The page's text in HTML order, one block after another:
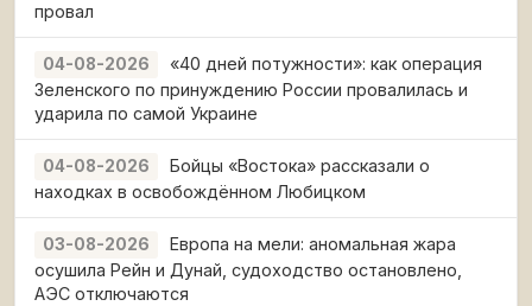
провал
04-08-2026
«40 дней потужности»: как операция
Зеленского по принуждению России провалилась и
ударила по самой Украине
04-08-2026
Бойцы «Востока» рассказали о
находках в освобождённом Любицком
03-08-2026
Европа на мели: аномальная жара
осушила Рейн и Дунай, судоходство остановлено,
АЭС отключаются